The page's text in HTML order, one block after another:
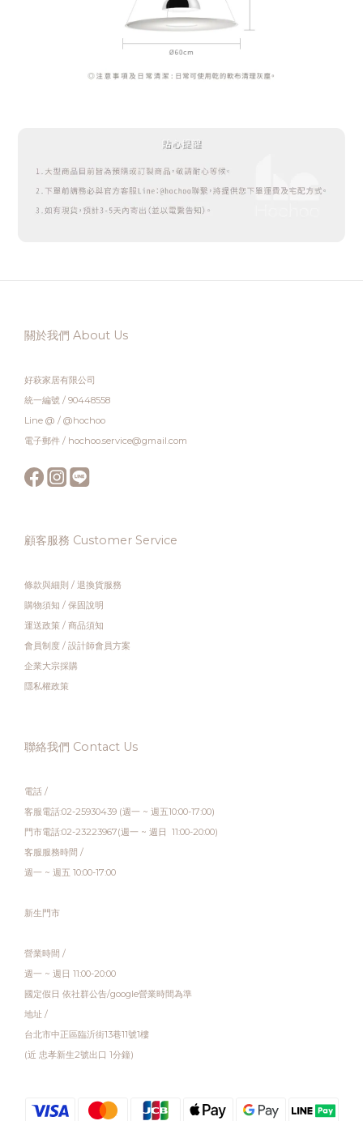
關於我們 About Us
好萩家居有限公司
統一編號 / 90448558
Line @ / @hochoo
電子郵件 / hochoo.service@gmail.com
顧客服務 Customer Service
條款與細則 / 退換貨服務
購物須知 / 保固說明
運送政策 / 商品須知
會員制度 / 設計師會員方案
企業大宗採購
隱私權政策
聯絡我們 Contact Us
電話 /
客服電話:02-25930439 (週一 ~ 週五10:00-17:00)
門市電話:02-23223967(週一 ~ 週日 11:00-20:00)
客服服務時間 /
週一 ~ 週五 10:00-17:00
新生門市
營業時間 /
週一 ~ 週日 11:00-20:00
國定假日 依社群公告/google營業時間為準
地址 /
台北市中正區臨沂街13巷11號1樓
(近 忠孝新生2號出口 1分鐘)